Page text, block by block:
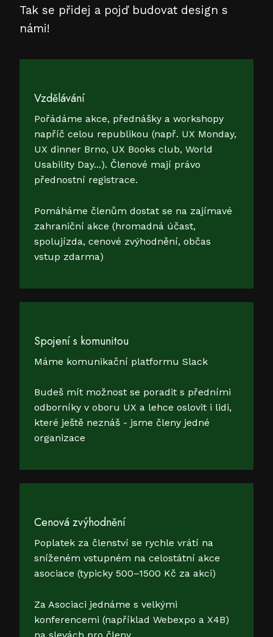
Tak se přidej a pojď budovat design s
námi!
Vzdělávání
Pořádáme akce, přednášky a workshopy
napříč celou republikou (např. UX Monday,
UX dinner Brno, UX Books club, World
Usability Day...). Členové mají právo
přednostní registrace.
Pomáháme členům dostat se na zajímavé
zahraniční akce (hromadná účast,
spolujízda, cenové zvýhodnění, občas
vstup zdarma)
Spojení s komunitou
Máme komunikační platformu Slack
Budeš mít možnost se poradit s předními
odborníky v oboru UX a lehce oslovit i lidi,
které ještě neznáš - jsme členy jedné
organizace
Cenová zvýhodnění
Poplatek za členství se rychle vrátí na
sníženém vstupném na celostátní akce
asociace (typicky 500–1500 Kč za akci)
Za Asociaci jednáme s velkými
konferencemi (například Webexpo a X4B)
na slevách pro členy